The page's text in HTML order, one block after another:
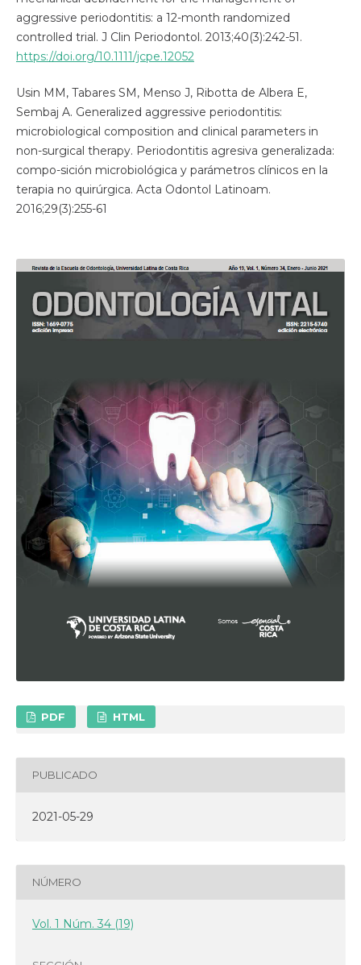
aggressive periodontitis: a 12-month randomized
controlled trial. J Clin Periodontol. 2013;40(3):242-51.
https://doi.org/10.1111/jcpe.12052
Usin MM, Tabares SM, Menso J, Ribotta de Albera E,
Sembaj A. Generalized aggressive periodontitis:
microbiological composition and clinical parameters in
non-surgical therapy. Periodontitis agresiva generalizada:
compo-sición microbiológica y parámetros clínicos en la
terapia no quirúrgica. Acta Odontol Latinoam.
2016;29(3):255-61
PDF HTML
PUBLICADO
2021-05-29
NÚMERO
Vol. 1 Núm. 34 (19)